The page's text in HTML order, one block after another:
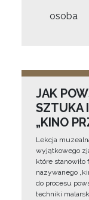
osoba
JAK
SZTUKA
„KINO
Lekcja
wyjątkowego
które
nazywanego
do procesu
techniki